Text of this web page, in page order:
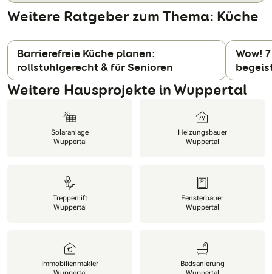
Weitere Ratgeber zum Thema: Küche
Barrierefreie Küche planen:
rollstuhlgerecht & für Senioren
Wow!
Weitere Hausprojekte in Wuppertal
Solaranlage
Wuppertal
Heizungsbauer
Wuppertal
Treppenlift
Wuppertal
Fensterbauer
Wuppertal
Immobilienmakler
Badsanierung